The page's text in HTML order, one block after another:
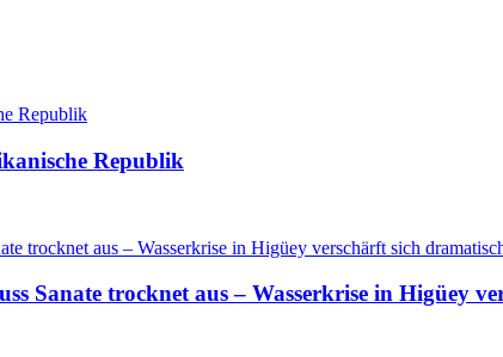
Republik
Sanate trocknet aus – Wasserkrise in Higüey